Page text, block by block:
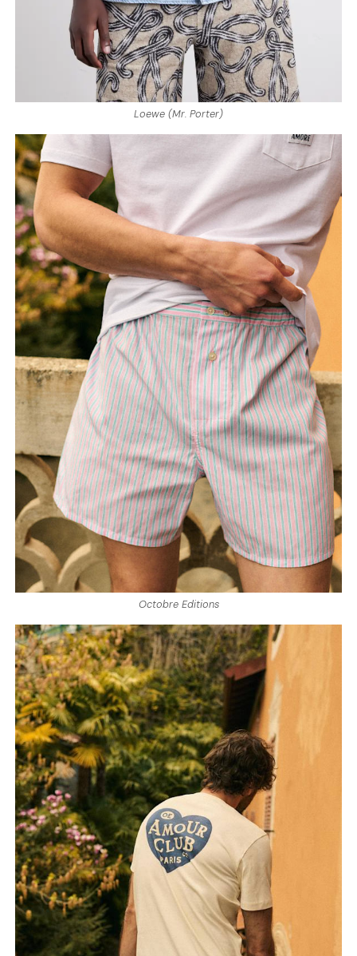
Loewe (Mr. Porter)
Octobre Editions